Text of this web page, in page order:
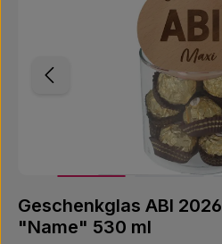
Geschenkglas ABI 2026
"Name" 530 ml